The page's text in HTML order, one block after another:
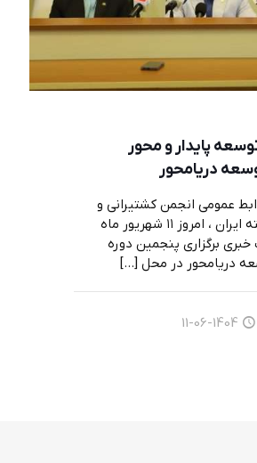
پایدار و محور
دریامحور
عمومی انجمن کشتیرانی و
خدمت وابسته ایران ، امروز ۱۱ شهریور ماه
خبری برگزاری پنجمین دوره
دریا‌محور در محل […]
1404-06-11